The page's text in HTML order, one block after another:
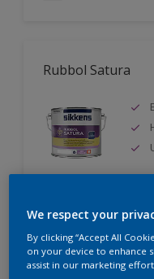
Rubbol Satura
We respect your
By clicking “Accept All
on your device to enhance
assist in our marketing